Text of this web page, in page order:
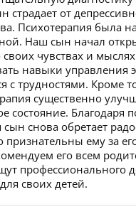
страдает от
Психотерапия была
Наш сын начал
своих чувствах и
навыки управления
с трудностями. Кроме
существенно
состояние. Благодаря
снова обретает
признательны ему за
его всем
профессионального
своих детей.